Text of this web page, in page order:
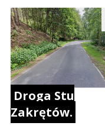
Droga Stu
Zakrętów.